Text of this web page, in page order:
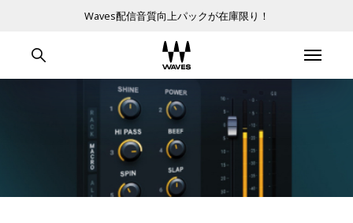
Waves配信音質向上パックが在庫限り！